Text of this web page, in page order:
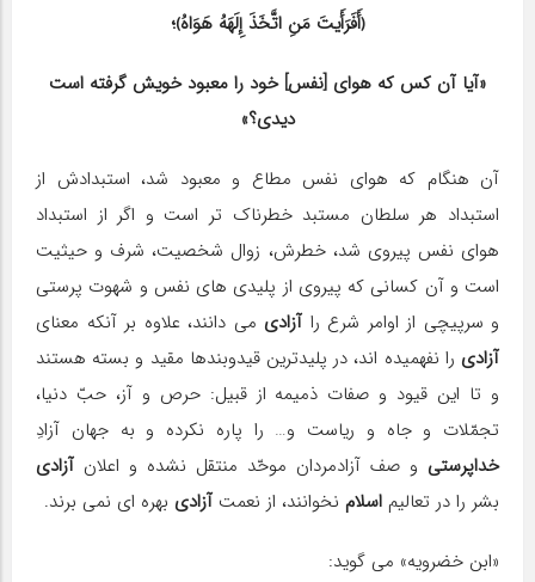
﴿أَفَرَأَیتَ مَنِ اتَّخَذَ إِلَهَهُ هَوَاهُ﴾؛
«آیا آن كس كه هوای [نفس] خود را معبود خویش گرفته است
دیدی؟»
آن هنگام كه هوای نفس مطاع و معبود شد، استبدادش از
استبداد هر سلطان مستبد خطرناك تر است و اگر از استبداد
هوای نفس پیروی شد، خطرش، زوال شخصیت، شرف و حیثیت
است و آن كسانی كه پیروی از پلیدی های نفس و شهوت پرستی
و سرپیچی از اوامر شرع راآزادی می دانند، علاوه بر آنكه معنای
آزادی را نفهمیده اند، در پلیدترین قیدوبندها مقید و بسته هستند
و تا این قیود و صفات ذمیمه از قبیل: حرص و آز، حبّ دنیا،
تجمّلات و جاه و ریاست و… را پاره نكرده و به جهان آزادِ
خداپرستی و صف آزادمردان موحّد منتقل نشده و اعلانآزادی
بشر را در تعالیم اسلام نخوانند، از نعمتآزادی بهره ای نمی برند.
«ابن خضرویه» می گوید: